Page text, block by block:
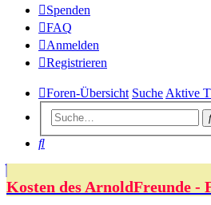
Spenden
FAQ
Anmelden
Registrieren
Foren-Übersicht SucheAktive
Suche
Kosten des ArnoldFreunde -